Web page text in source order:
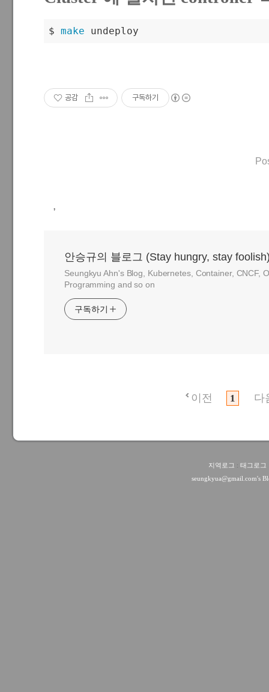
$ make undeploy
공감 구독하기
,
안승규의 블로그 (Stay hungry, stay
Seungkyu Ahn's Blog, Kubernetes, Container, CNCF,
Programming and so on
구독하기
이전 1 다
지역로그 : 태그로그
seungkyua@gmail.com's